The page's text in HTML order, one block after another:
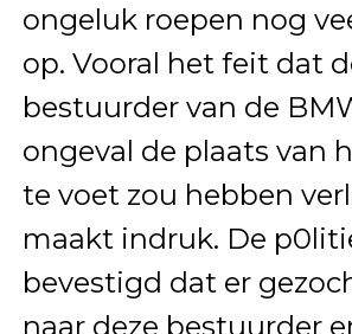
ongeluk roepen nog
op. Vooral het feit dat
bestuurder van de
ongeval de plaats van
te voet zou hebben
maakt indruk. De
bevestigd dat er
naar deze bestuurder